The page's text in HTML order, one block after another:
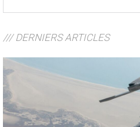
/// DERNIERS ARTICLES